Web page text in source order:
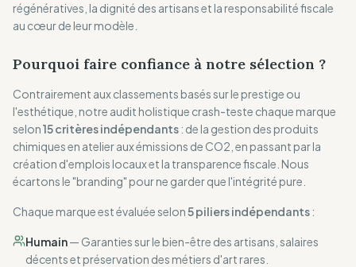
régénératives, la dignité des artisans et la responsabilité fiscale
au cœur de leur modèle.
Pourquoi faire confiance à notre sélection ?
Contrairement aux classements basés sur le prestige ou
l'esthétique, notre audit holistique crash-teste chaque marque
selon15 critères indépendants : de la gestion des produits
chimiques en atelier aux émissions de CO2, en passant par la
création d'emplois locaux et la transparence fiscale. Nous
écartons le "branding" pour ne garder que l'intégrité pure.
Chaque marque est évaluée selon5 piliers indépendants :
Humain— Garanties sur le bien-être des artisans, salaires
décents et préservation des métiers d'art rares.